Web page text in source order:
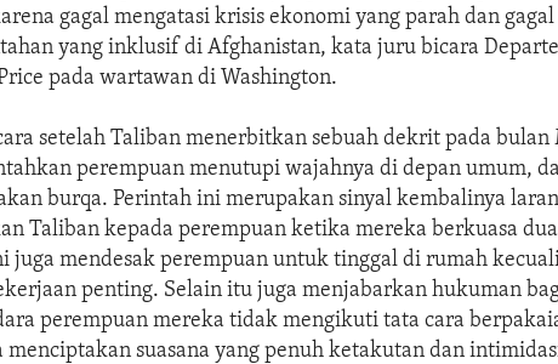
gagal mengatasi krisis ekonomi yang parah dan
yang inklusif di Afghanistan, kata juru bicara
pada wartawan di Washington.
setelah Taliban menerbitkan sebuah dekrit pada bulan
perempuan menutupi wajahnya di depan umum,
burqa. Perintah ini merupakan sinyal kembalinya
Taliban kepada perempuan ketika mereka berkuasa
juga mendesak perempuan untuk tinggal di rumah
penting. Selain itu juga menjabarkan hukuman
perempuan mereka tidak mengikuti tata cara
menciptakan suasana yang penuh ketakutan dan